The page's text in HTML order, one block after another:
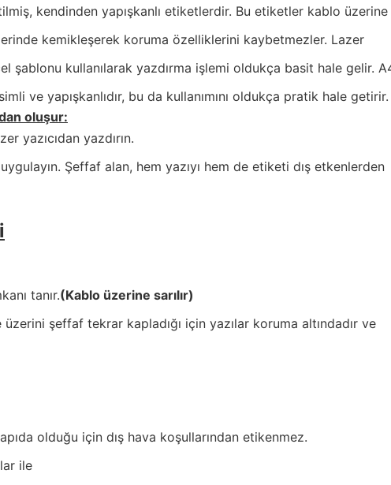
kendinden yapışkanlı etiketlerdir. Bu etiketler kablo üzerine
kemikleşerek koruma özelliklerini kaybetmezler. Lazer
şablonu kullanılarak yazdırma işlemi oldukça basit hale gelir.
ve yapışkanlıdır, bu da kullanımını oldukça pratik hale getirir.
oluşur:
yazıcıdan yazdırın.
Şeffaf alan, hem yazıyı hem de etiketi dış etkenlerden
tanır.(Kablo üzerine sarılır)
şeffaf tekrar kapladığı için yazılar koruma altındadır ve
olduğu için dış hava koşullarından etikenmez.
ile